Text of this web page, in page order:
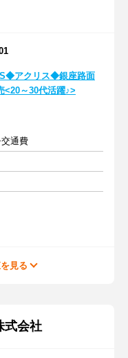
アクリス◆銀座路面
～30代活躍♪>
通費
見る
式会社